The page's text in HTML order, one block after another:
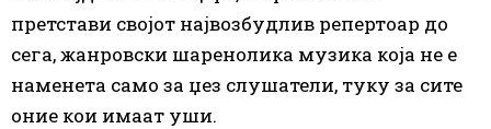
претстави својот највозбудлив репертоар до
сега, жанровски шаренолика музика која не е
наменета само за џез слушатели, туку за сите
оние кои имаат уши.